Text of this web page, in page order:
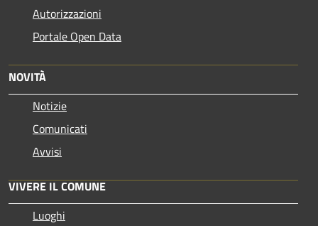
Autorizzazioni
Portale Open Data
NOVITÀ
Notizie
Comunicati
Avvisi
VIVERE IL COMUNE
Luoghi